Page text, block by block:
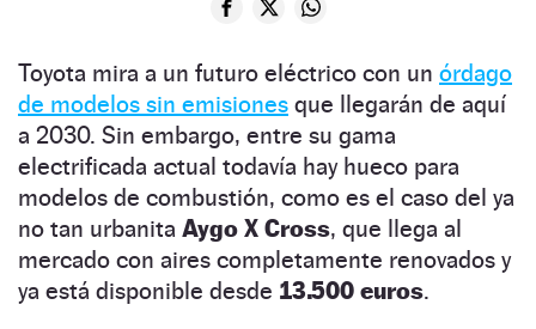
Toyota mira a un futuro eléctrico con un órdago
de modelos sin emisiones que llegarán de aquí
a 2030. Sin embargo, entre su gama
electrificada actual todavía hay hueco para
modelos de combustión, como es el caso del ya
no tan urbanita Aygo X Cross, que llega al
mercado con aires completamente renovados y
ya está disponible desde 13.500 euros.